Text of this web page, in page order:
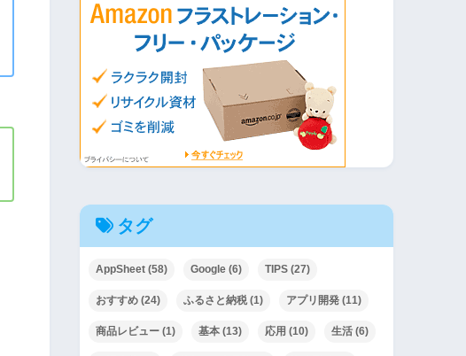
タグ
AppSheet (58) Google (6) TIPS (27)
おすすめ (24) ふるさと納税 (1) アプリ開発 (11)
商品レビュー (1) 基本 (13) 応用 (10) 生活 (6)